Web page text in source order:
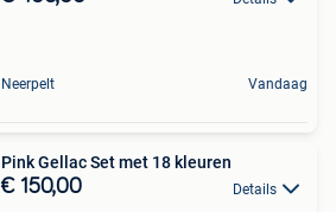
Neerpelt Vandaag
Pink Gellac Set met 18 kleuren
€ 150,00 Details